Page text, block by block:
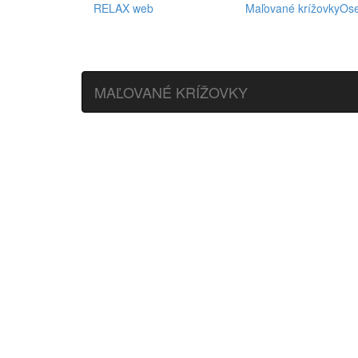
RELAX web Maľované krížovky
MAĽOVANÉ KRÍŽOVKY